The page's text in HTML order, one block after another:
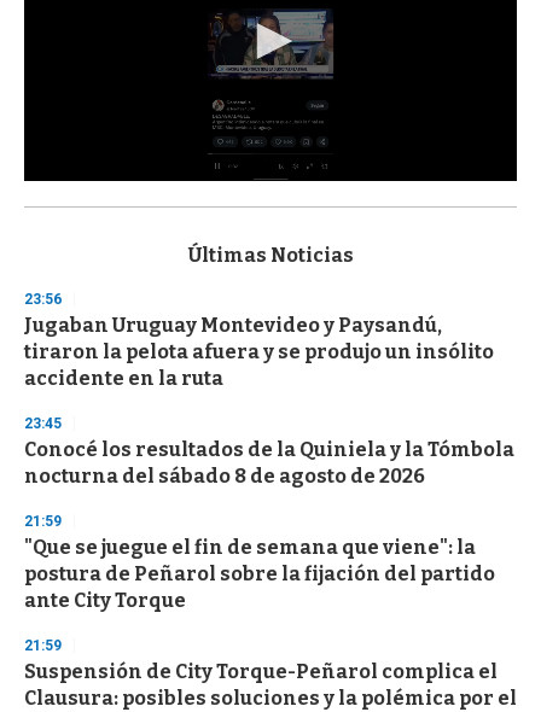
s
d
s
o
f
3
s
e
c
o
d
s
Últimas Noticias
23:56
Jugaban Uruguay Montevideo y Paysandú,
tiraron la pelota afuera y se produjo un insólito
accidente en la ruta
23:45
Conocé los resultados de la Quiniela y la Tómbola
nocturna del sábado 8 de agosto de 2026
21:59
"Que se juegue el fin de semana que viene": la
postura de Peñarol sobre la fijación del partido
ante City Torque
21:59
Suspensión de City Torque-Peñarol complica el
Clausura: posibles soluciones y la polémica por el